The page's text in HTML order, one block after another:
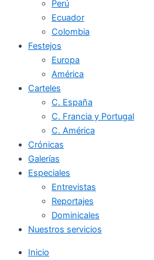
Perú
Ecuador
Colombia
Festejos
Europa
América
Carteles
C. España
C. Francia y Portugal
C. América
Crónicas
Galerías
Especiales
Entrevistas
Reportajes
Dominicales
Nuestros servicios
Inicio